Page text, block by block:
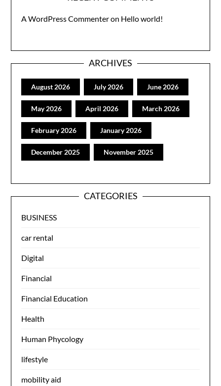
A WordPress Commenteron Hello world!
ARCHIVES
August 2026 July 2026 June 2026
May 2026 April 2026 March 2026
February 2026 January 2026
December 2025 November 2025
CATEGORIES
BUSINESS
car rental
Digital
Financial
Financial Education
Health
Human Phycology
lifestyle
mobility aid